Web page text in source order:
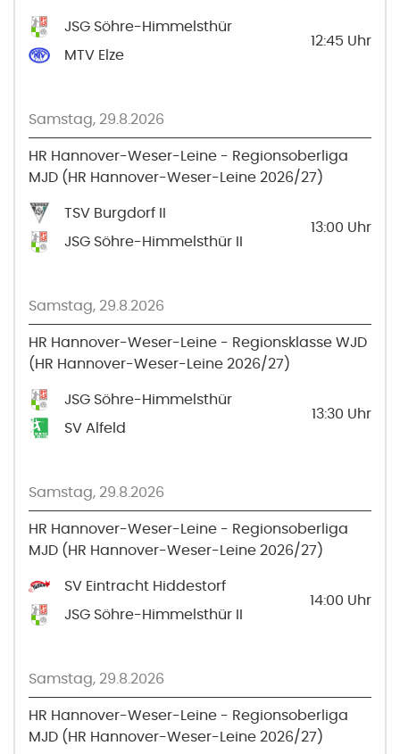
JSG Söhre-Himmelsthür
MTV Elze
12:45 Uhr
Samstag, 29.8.2026
HR Hannover-Weser-Leine - Regionsoberliga
MJD (HR Hannover-Weser-Leine 2026/27)
TSV Burgdorf II
JSG Söhre-Himmelsthür II
13:00 Uhr
Samstag, 29.8.2026
HR Hannover-Weser-Leine - Regionsklasse WJD
(HR Hannover-Weser-Leine 2026/27)
JSG Söhre-Himmelsthür
SV Alfeld
13:30 Uhr
Samstag, 29.8.2026
HR Hannover-Weser-Leine - Regionsoberliga
MJD (HR Hannover-Weser-Leine 2026/27)
SV Eintracht Hiddestorf
JSG Söhre-Himmelsthür II
14:00 Uhr
Samstag, 29.8.2026
HR Hannover-Weser-Leine - Regionsoberliga
MJD (HR Hannover-Weser-Leine 2026/27)